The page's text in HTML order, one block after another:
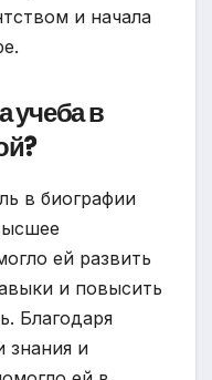
и начала
учеба в
в биографии
ей развить
и повысить
Благодаря
знания и